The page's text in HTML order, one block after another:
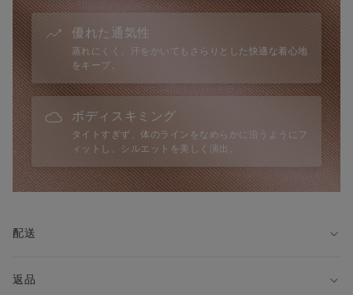
優れた通気性
蒸れにくく、汗をかいてもさらりとした快適な着心地
をキープ。
ボディスキミング
タイトすぎず、体のラインをなめらかに沿うようにフ
ィットし、シルエットを美しく演出。
配送
返品